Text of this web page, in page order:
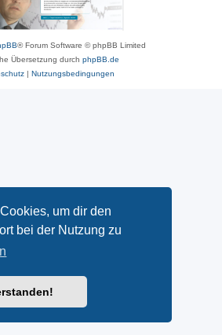
um dir den
bei der Nutzung zu
® Forum Software © phpBB Limited
Übersetzung durch phpBB.de
| Nutzungsbedingungen